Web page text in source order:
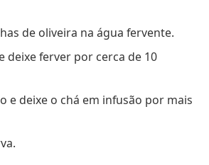
de oliveira na água fervente.
deixe ferver por cerca de 10
e deixe o chá em infusão por mais